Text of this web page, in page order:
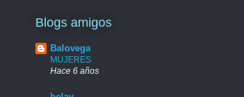
Blogs amigos
Balovega
MUJERES
Hace 6 años